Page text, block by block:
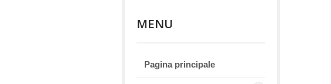
MENU
Pagina principale